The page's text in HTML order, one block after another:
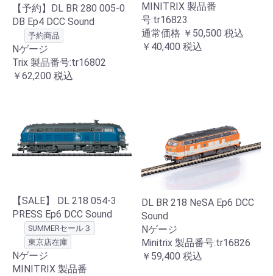
【予約】DL BR 280 005-0
DB Ep4 DCC Sound
予約商品
Nゲージ
Trix 製品番号:tr16802
￥62,200 税込
MINITRIX 製品番
号:tr16823
通常価格 ￥50,500 税込
￥40,400 税込
【SALE】 DL 218 054-3
PRESS Ep6 DCC Sound
SUMMERセール３
東京店在庫
Nゲージ
MINITRIX 製品番
DL BR 218 NeSA Ep6 DCC
Sound
Nゲージ
Minitrix 製品番号:tr16826
￥59,400 税込